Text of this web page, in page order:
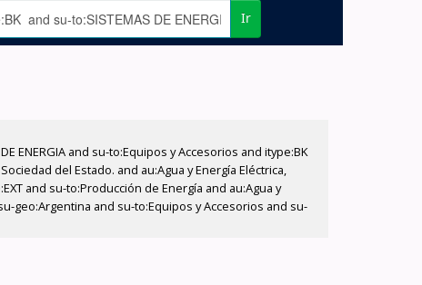
Ir
ENERGIA and su-to:Equipos y Accesorios and itype:BK
del Estado. and au:Agua y Energía Eléctrica,
and su-to:Producción de Energía and au:Agua y
geo:Argentina and su-to:Equipos y Accesorios and su-